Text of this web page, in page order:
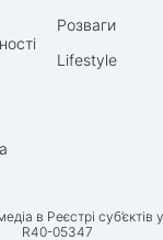
Розваги
Lifestyle
в Реєстрі
R40-05347